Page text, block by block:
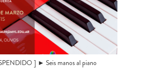
] ► Seis manos al piano